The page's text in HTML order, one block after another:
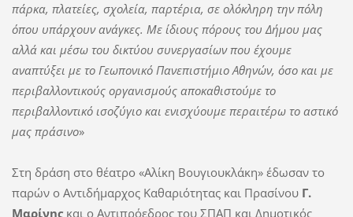
πάρκα, πλατείες, σχολεία, παρτέρια, σε ολόκληρη την πόλη
όπου υπάρχουν ανάγκες. Με ίδιους πόρους του Δήμου μας
αλλά και μέσω του δικτύου συνεργασίων που έχουμε
αναπτύξει με το Γεωπονικό Πανεπιστήμιο Αθηνών, όσο και με
περιβαλλοντικούς οργανισμούς αποκαθιστούμε το
περιβαλλοντικό ισοζύγιο και ενισχύουμε περαιτέρω το αστικό
μας πράσινο»
Στη δράση στο θέατρο «Αλίκη Βουγιουκλάκη» έδωσαν το
παρών ο Αντιδήμαρχος Καθαριότητας και ΠρασίνουΓ.
Μαρίνηςκαι ο Αντιπρόεδρος του ΣΠΑΠ και Δημοτικός